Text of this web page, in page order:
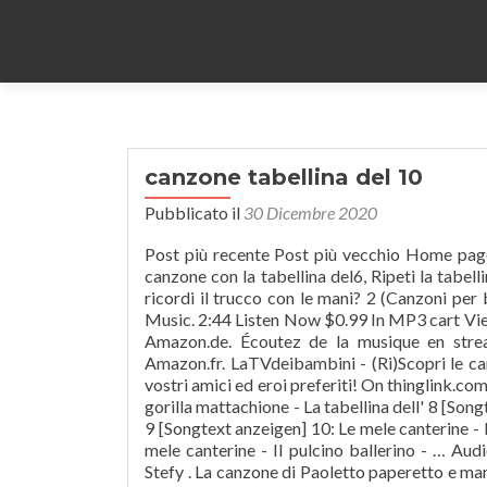
canzone tabellina del 10
Pubblicato il 30 Dicembre 2020
Post più recente Post più vecchio Home page. 12. 3:00 0:30. Ripetere ad alta voce la tabellina del 5 , Inventa una canzone con la tabellina del6, Ripeti la tabellina del 2 saltando su un piede, Sfida un adulto con la tabellina del 3, Ti ricordi il trucco con le mani? 2 (Canzoni per bambini per imparare le tabelline) von Le mele canterine bei Amazon Music. 2:44 Listen Now $0.99 In MP3 cart View MP3 Cart 16. Werbefrei streamen oder als CD und MP3 kaufen bei Amazon.de. Écoutez de la musique en streaming sans publicité ou achetez des CDs et MP3 maintenant sur Amazon.fr. LaTVdeibambini - (Ri)Scopri le canzoni per bambini più belle - Benvenuti sul canale dedicato a voi e ai vostri amici ed eroi preferiti! On thinglink.com, edit images, videos and 360 photos in one place. Le mele canterine - Il gorilla mattachione - La tabellina dell' 8 [Songtext anzeigen] 9: Le mele canterine - Il toro camomilla - La tabellina del 9 [Songtext anzeigen] 10: Le mele canterine - Il leone re della foresta - La tabellina del 10 [Songtext anzeigen] 11: Le mele canterine - Il pulcino ballerino - … Audio/Video mit Einblendungen. TABELLINA DELL' 8 (canzone) Maestra Stefy ️. La canzone di Paoletto paperetto e mamma papera. Découvrez La canzoncina di Isabella (La tabellina del tre) de Le mele canterine sur Amazon Music. Add text, web link, video & audio hotspots on top of your image and 360 content. Iscriviti al nostro canale per vedere sempre tutti i nostri nuovi video ! La canzone di Paoletto paperetto e mamma papera. 1:33 0:30. Entdecken Sie La canzoncina di Isabella (La tabellina del tre) von Le mele canterine bei Amazon Music. 01. 1:33 0:30. Start now. 1. 163. Start now. Save MP3 Free YouTube to MP3 Converter enables you to convert videos from YouTube, Facebook, Vimeo,…, Stream new movie releases and classic favorites or on your device. Il ballo del lupo Gedeone. 13. Écoutez de la musique en streaming sans publicité ou achetez des CDs et … Use the ThingLink mobile app to tag images on smartphones and tablets. - Facebook FanPage: Featured on Le tabelline canterine, vol. cioè moltiplicare la quantità 10 più voltela tabellina del 10Add TitleCONTARE MOLTE VOLTE 10, SIGNIFICA CONTARE LE DECINEED E' UNA COSA FACILISSIMA PERCHE' SAPETE GIA' FARLO!10 x 0 = 0 10 x 1 = 1010 x 2 = 2010 x 3 = 30 10 X 4 = 4010 x 5 = 5010 X 7 = 7010 x 6 = 6010 x 8 = 80 10 x 9 = 9010 X 10 = 100Infatti, questo schieramento non vi ricorda il nostro ARMADIO DEL 100 ?!RICORDATE? La canzoncina di Isabella/Versione strumentale. By using our site, you acknowledge that you have read and understand our Terms of Service and Cookie Policy. TABELLINA DEL … 12. 10. tris. - Facebook FanPage: L'hully gully di Calimero/Versione strumentale. TABELLINA DEL 10 (canzone) Maestra Stefy ️ . Easy editing on desktops, tablets, and smartphones. Start now. Baby Dance estate, Vol. scoppia le bolle. CANTIAMO LA TABELLINA DELL'1 - Il cha cha cha - Canzoni p... by MILENA LI GOTTI — 1442 CANTIAMO LA TABELLINA DELL'1 - Il cha cha cha - Canzoni p... by MILENA LI GOTTI — 1442 Bring your visual storytelling to the next level. 2:45 0:30. This site uses cookies to deliver our services. Download Free Music Songs and Download Mp3 Music For Free Free Music Downloader for you to Search, listen and download Mp3 Music song freely. TABELLINA DEL 7 (canzone) Maestra Stefy ️. Playlist. 3:00 0:30. 2:24 Listen Now $0.99 In MP3 cart View MP3 Cart 17. Discover (and save!) On thinglink.com, edit images, videos and 360 photos in one place. calci di rigore. palline e amiche del 10. gioca con spazio e tempo. memory. Add text, web link, video & audio hotspots on top of your image and 360 content. Écoutez de la musique en streaming sans publicité ou achetez des CDs et MP3 maintenant sur Amazon.fr. individua le forme geometriche. Così,